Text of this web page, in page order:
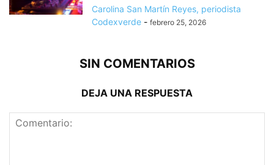
Carolina San Martín Reyes, periodista
Codexverde - febrero 25, 2026
SIN COMENTARIOS
DEJA UNA RESPUESTA